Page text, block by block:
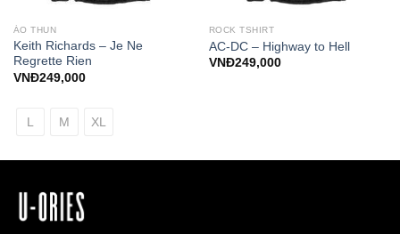
ÁO THUN
Keith Richards – Je Ne
Regrette Rien
VNĐ249,000
L M XL
ROCK TSHIRT
AC-DC – Highway to Hell
VNĐ249,000